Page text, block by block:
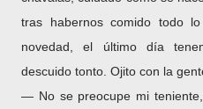
tras habernos comido todo
novedad, el último día
descuido tonto. Ojito con la
― No se preocupe mi